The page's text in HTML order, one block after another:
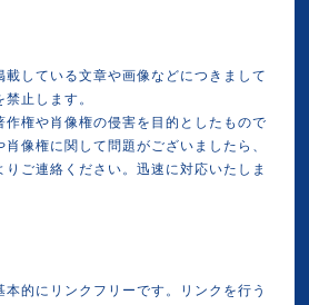
載している文章や画像などにつきまして
止します。
作権や肖像権の侵害を目的としたもので
像権に関して問題がございましたら、
ご連絡ください。迅速に対応いたしま
的にリンクフリーです。リンクを行う